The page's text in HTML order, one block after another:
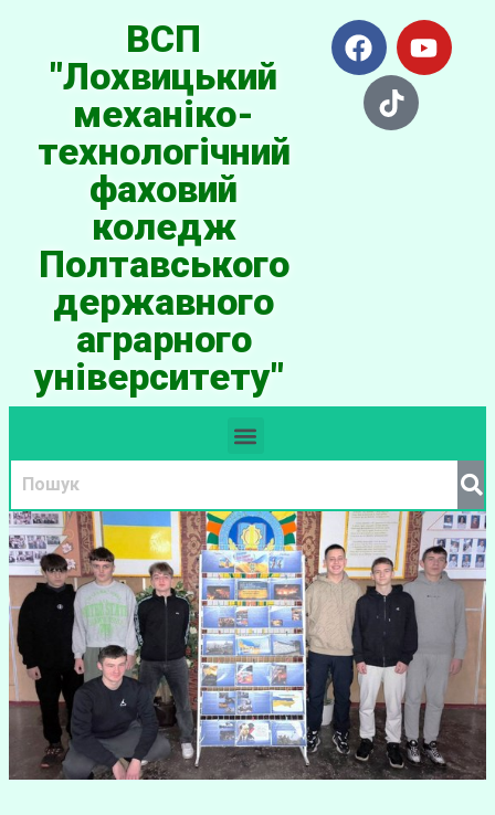
ВСП
"Лохвицький
механіко-
технологічний
фаховий
коледж
Полтавського
державного
аграрного
університету"